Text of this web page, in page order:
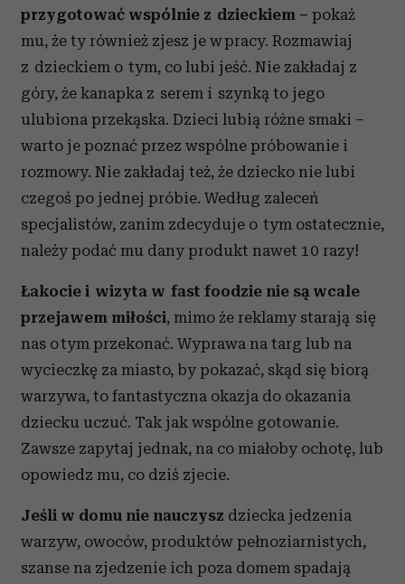
przygotować wspólnie z dzieckiem – pokaż
mu, że ty również zjesz je w pracy. Rozmawiaj
z dzieckiem o tym, co lubi jeść. Nie zakładaj z
góry, że kanapka z serem i szynką to jego
ulubiona przekąska. Dzieci lubią różne smaki –
warto je poznać przez wspólne próbowanie i
rozmowy. Nie zakładaj też, że dziecko nie lubi
czegoś po jednej próbie. Według zaleceń
specjalistów, zanim zdecyduje o tym ostatecznie,
należy podać mu dany produkt nawet 10 razy!
Łakocie i wizyta w fast foodzie nie są wcale
przejawem miłości, mimo że reklamy starają się
nas o tym przekonać. Wyprawa na targ lub na
wycieczkę za miasto, by pokazać, skąd się biorą
warzywa, to fantastyczna okazja do okazania
dziecku uczuć. Tak jak wspólne gotowanie.
Zawsze zapytaj jednak, na co miałoby ochotę, lub
opowiedz mu, co dziś zjecie.
Jeśli w domu nie nauczysz dziecka jedzenia
warzyw, owoców, produktów pełnoziarnistych,
szanse na zjedzenie ich poza domem spadają